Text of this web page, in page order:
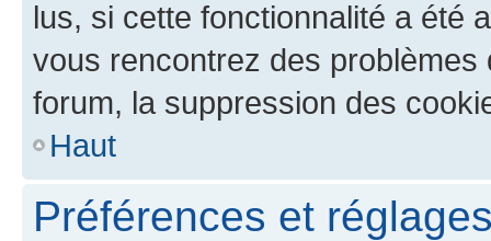
lus, si cette fonctionnalité a été
vous rencontrez des
forum, la suppression des
Haut
Préférences et